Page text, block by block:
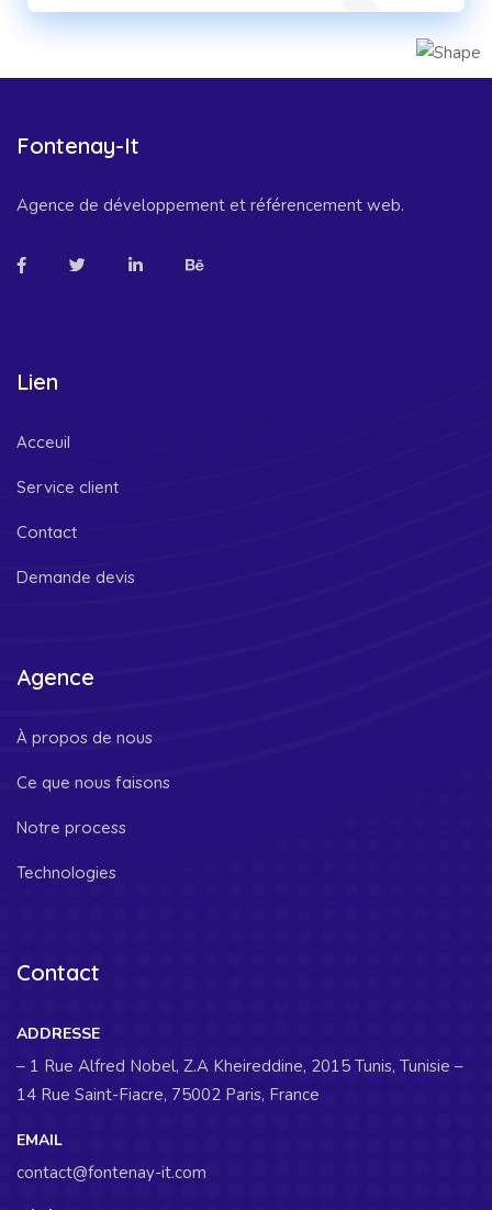
Fontenay-It
Agence de développement et référencement web.
Lien
Acceuil
Service client
Contact
Demande devis
Agence
À propos de nous
Ce que nous faisons
Notre process
Technologies
Contact
ADDRESSE
– 1 Rue Alfred Nobel, Z.A Kheireddine, 2015 Tunis, Tunisie –
14 Rue Saint-Fiacre, 75002 Paris, France
EMAIL
contact@fontenay-it.com